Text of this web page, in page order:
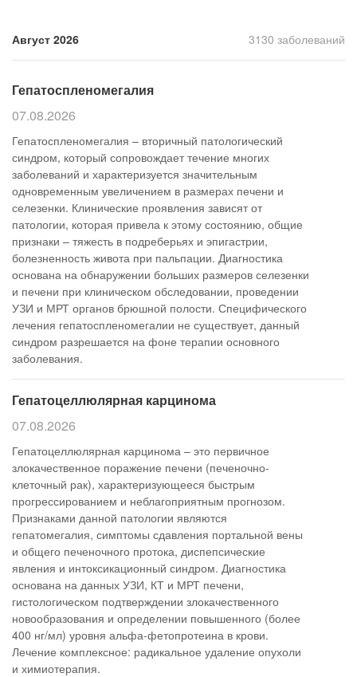
Август 2026 3130 заболеваний
Гепатоспленомегалия
07.08.2026
Гепатоспленомегалия – вторичный патологический
синдром, который сопровождает течение многих
заболеваний и характеризуется значительным
одновременным увеличением в размерах печени и
селезенки. Клинические проявления зависят от
патологии, которая привела к этому состоянию, общие
признаки – тяжесть в подреберьях и эпигастрии,
болезненность живота при пальпации. Диагностика
основана на обнаружении больших размеров селезенки
и печени при клиническом обследовании, проведении
УЗИ и МРТ органов брюшной полости. Специфического
лечения гепатоспленомегалии не существует, данный
синдром разрешается на фоне терапии основного
заболевания.
Гепатоцеллюлярная карцинома
07.08.2026
Гепатоцеллюлярная карцинома – это первичное
злокачественное поражение печени (печеночно-
клеточный рак), характеризующееся быстрым
прогрессированием и неблагоприятным прогнозом.
Признаками данной патологии являются
гепатомегалия, симптомы сдавления портальной вены
и общего печеночного протока, диспепсические
явления и интоксикационный синдром. Диагностика
основана на данных УЗИ, КТ и МРТ печени,
гистологическом подтверждении злокачественного
новообразования и определении повышенного (более
400 нг/мл) уровня альфа-фетопротеина в крови.
Лечение комплексное: радикальное удаление опухоли
и химиотерапия.